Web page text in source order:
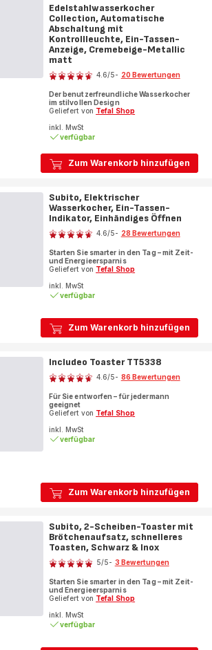
Zum Warenkorb hinzufügen
Edelstahlwasserkocher
Collection, Automatische
Abschaltung mit
Kontrollleuchte, Ein-Tassen-
Anzeige, Cremebeige-Metallic
matt
Bewertung
4.6/5- 20 Bewertungen
Der benutzerfreundliche Wasserkocher
im stilvollen Design
Geliefert von Tefal Shop
inkl. MwSt
verfügbar
Zum Warenkorb hinzufügen
Subito, Elektrischer
Wasserkocher, Ein-Tassen-
Indikator, Einhändiges Öffnen
Bewertung
4.6/5- 28 Bewertungen
Starten Sie smarter in den Tag – mit Zeit-
und Energieersparnis
Geliefert von Tefal Shop
inkl. MwSt
verfügbar
Zum Warenkorb hinzufügen
Includeo Toaster TT5338
Bewertung
4.6/5- 86 Bewertungen
Für Sie entworfen – für jedermann
geeignet
Geliefert von Tefal Shop
inkl. MwSt
verfügbar
Subito, 2-Scheiben-Toaster mit
Brötchenaufsatz, schnelleres
Toasten, Schwarz & Inox
Bewertung
mit
5
Sternen
(Durchschnitt)
5/5- 3 Bewertungen
Starten Sie smarter in den Tag – mit Zeit-
und Energieersparnis
Geliefert von Tefal Shop
inkl. MwSt
verfügbar